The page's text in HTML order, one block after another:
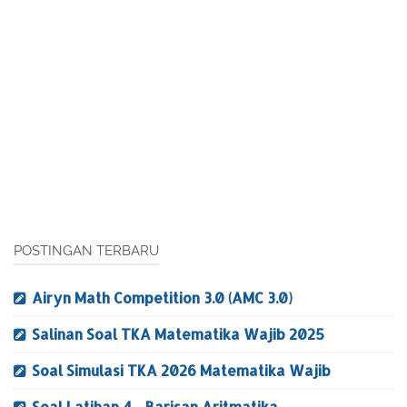
POSTINGAN TERBARU
Airyn Math Competition 3.0 (AMC 3.0)
Salinan Soal TKA Matematika Wajib 2025
Soal Simulasi TKA 2026 Matematika Wajib